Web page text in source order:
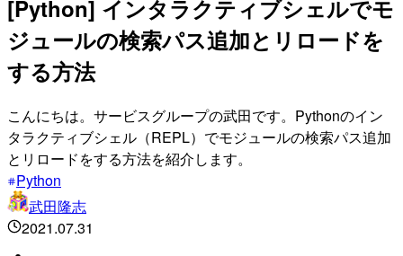
[Python] インタラクティブシェルでモ
ジュールの検索パス追加とリロードを
する方法
こんにちは。サービスグループの武田です。Pythonのイン
タラクティブシェル（REPL）でモジュールの検索パス追加
とリロードをする方法を紹介します。
Python
武田隆志
2021.07.31